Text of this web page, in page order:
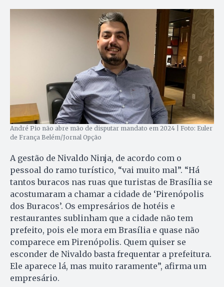
André Pio não abre mão de disputar mandato em 2024 | Foto: Euler
de França Belém/Jornal Opção
A gestão de Nivaldo Ninja, de acordo com o
pessoal do ramo turístico, “vai muito mal”. “Há
tantos buracos nas ruas que turistas de Brasília se
acostumaram a chamar a cidade de ‘Pirenópolis
dos Buracos’. Os empresários de hotéis e
restaurantes sublinham que a cidade não tem
prefeito, pois ele mora em Brasília e quase não
comparece em Pirenópolis. Quem quiser se
esconder de Nivaldo basta frequentar a prefeitura.
Ele aparece lá, mas muito raramente”, afirma um
empresário.